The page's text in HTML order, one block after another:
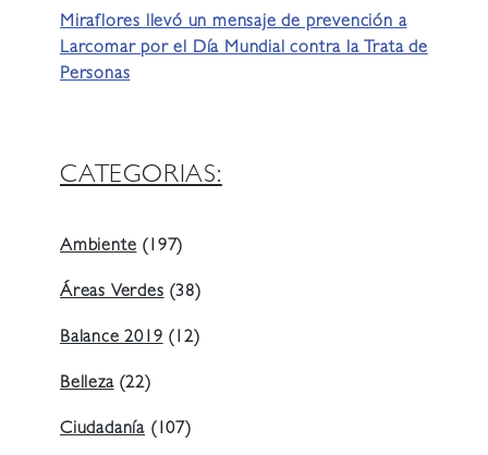
Miraflores llevó un mensaje de prevención a
Larcomar por el Día Mundial contra la Trata de
Personas
CATEGORIAS:
Ambiente (197)
Áreas Verdes (38)
Balance 2019 (12)
Belleza(22)
Ciudadanía (107)